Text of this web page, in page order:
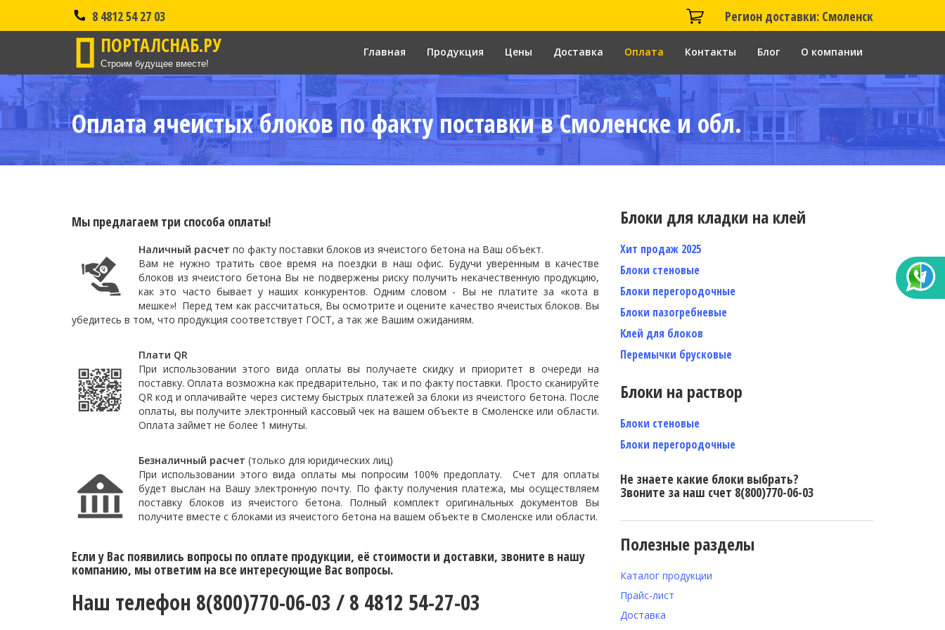
8 4812 54 27 03 Регион доставки: Смоленск
ПОРТАЛСНАБ.РУ
Строим будущее вместе!
Главная Продукция Цены Доставка Оплата Контакты Блог О компании
Оплата ячеистых блоков по факту поставки в Смоленске и обл.
Мы предлагаем три способа оплаты!
Наличный расчет по факту поставки блоков из ячеистого бетона на Ваш объект.
Вам не нужно тратить свое время на поездки в наш офис. Будучи уверенным в качестве
блоков из ячеистого бетона Вы не подвержены риску получить некачественную продукцию,
как это часто бывает у наших конкурентов. Одним словом - Вы не платите за «кота в
мешке»! Перед тем как рассчитаться, Вы осмотрите и оцените качество ячеистых блоков. Вы
убедитесь в том, что продукция соответствует ГOСТ, а так же Вашим ожиданиям.
Плати QR
При использовании этого вида оплаты вы получаете скидку и приоритет в очереди на
поставку. Оплата возможна как предварительно, так и по факту поставки. Просто сканируйте
QR код и оплачивайте через систему быстрых платежей за блоки из ячеистого бетона. После
оплаты, вы получите электронный кассовый чек на вашем объекте в Смоленске или области.
Оплата займет не более 1 минуты.
Безналичный расчет (только для юридических лиц)
При использовании этого вида оплаты мы попросим 100% предоплату. Счет для оплаты
будет выслан на Вашу электронную почту. По факту получения платежа, мы осуществляем
поставку блоков из ячеистого бетона. Полный комплект оригинальных документов Вы
получите вместе с блоками из ячеистого бетона на вашем объекте в Смоленске или области.
Если у Вас появились вопросы по оплате продукции, её стоимости и доставки, звоните в нашу
компанию, мы ответим на все интересующие Вас вопросы.
Наш телефон 8(800)770-06-03 / 8 4812 54-27-03
Блоки для кладки на клей
Хит продаж 2025
Блоки стеновые
Блоки перегородочные
Блоки пазогребневые
Клей для блоков
Перемычки брусковые
Блоки на раствор
Блоки стеновые
Блоки перегородочные
Не знаете какие блоки выбрать?
Звоните за наш счет 8(800)770-06-03
Полезные разделы
Каталог продукции
Прайс-лист
Доставка